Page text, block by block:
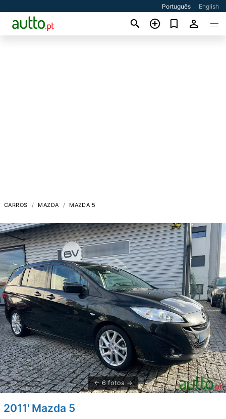
Português English
CARROS MAZDA MAZDA 5
6 fotos
2011' Mazda 5